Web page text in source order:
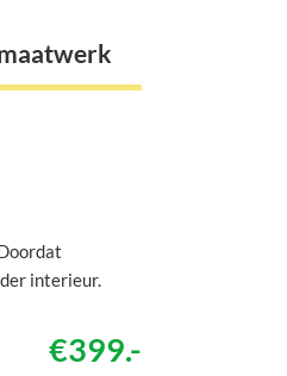
interieur.
€399.-